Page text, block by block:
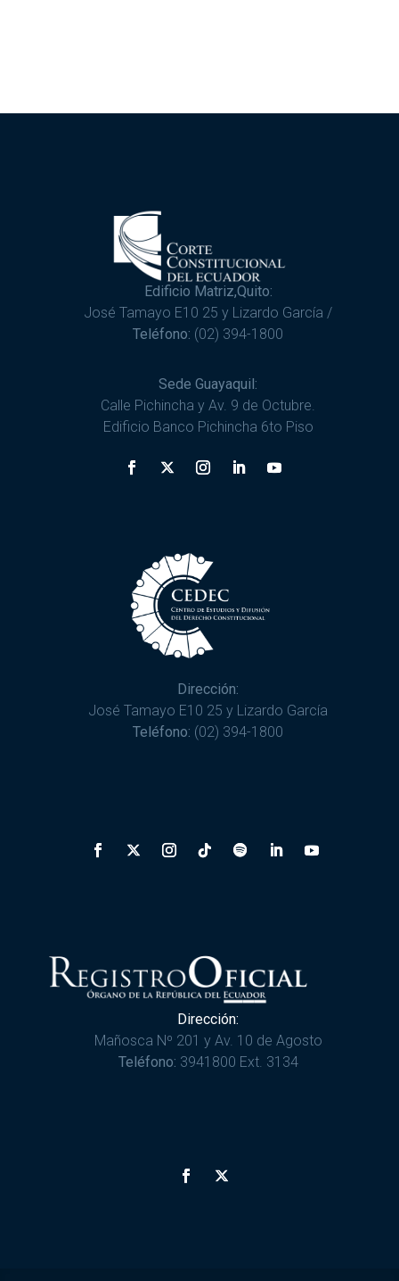
Edificio Matriz,Quito:
José Tamayo E10 25 y Lizardo García /
Teléfono: (02) 394-1800
Sede Guayaquil:
Calle Pichincha y Av. 9 de Octubre.
Edificio Banco Pichincha 6to Piso
Dirección:
José Tamayo E10 25 y Lizardo García
Teléfono: (02) 394-1800
Dirección:
Mañosca Nº 201 y Av. 10 de Agosto
Teléfono: 3941800 Ext. 3134